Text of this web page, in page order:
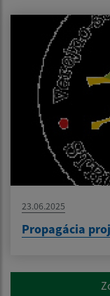
23.06.2025
Propagácia